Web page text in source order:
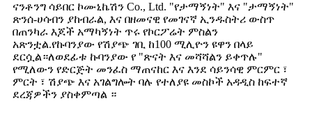
ናንቶንግ ሳይበር ኮሙኒኬሽን Co., Ltd. "የታማኝነት" እና "ታማኝነት"
ጽንሰ-ሀሳብን ያከብራል, እና በዘመናዊ የመገናኛ ኢንዱስትሪ ውስጥ
በጠንካራ እጆች አማካኝነት ጥሩ የኮርፖሬት ምስልን
አጽንቷል.የኩባንያው የሽያጭ ገቢ ከ100 ሚሊዮን ዩዋን በላይ
ደርሷል።ለወደፊቱ ኩባንያው የ "ጽናት እና መሻሻልን ይቀጥሉ"
የሚለውን የድርጅት መንፈስ ማጠናከር እና እንደ ሳይንሳዊ ምርምር ፣
ምርት ፣ ሽያጭ እና አገልግሎት ባሉ የተለያዩ መስኮች አዳዲስ ከፍተኛ
ደረጃዎችን ያስቀምጣል ።